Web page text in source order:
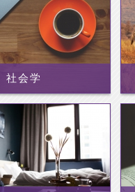
社会学